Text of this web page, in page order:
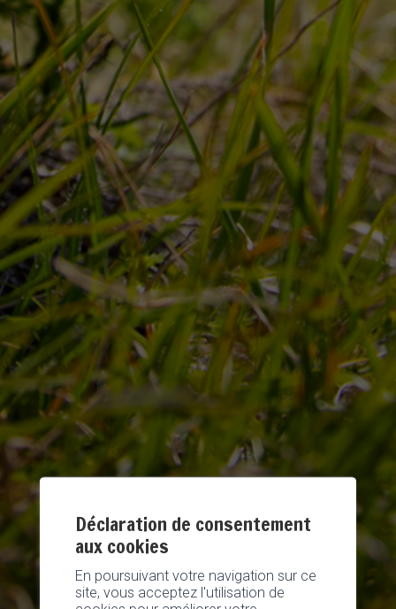
Déclaration de consentement
aux cookies
En poursuivant votre navigation sur ce
site, vous acceptez l'utilisation de